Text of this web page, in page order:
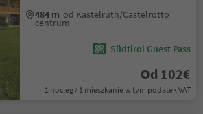
484 m od Kastelruth/Castelrotto
centrum
Südtirol Guest Pass
Od 102€
1 nocleg / 1 mieszkanie w tym podatek VAT